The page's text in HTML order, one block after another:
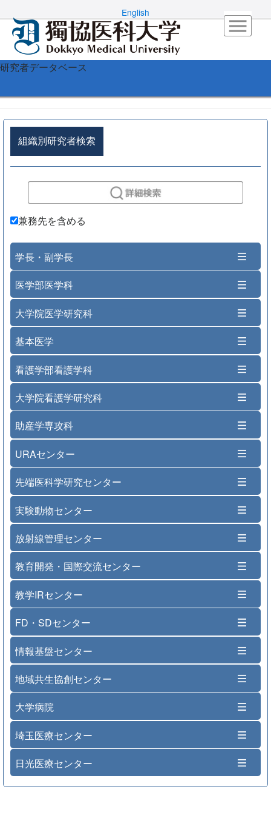
English
研究者データベース
組織別研究者検索
兼務先を含める
学長・副学長
医学部医学科
大学院医学研究科
基本医学
看護学部看護学科
大学院看護学研究科
助産学専攻科
URAセンター
先端医科学研究センター
実験動物センター
放射線管理センター
教育開発・国際交流センター
教学IRセンター
FD・SDセンター
情報基盤センター
地域共生協創センター
大学病院
埼玉医療センター
日光医療センター